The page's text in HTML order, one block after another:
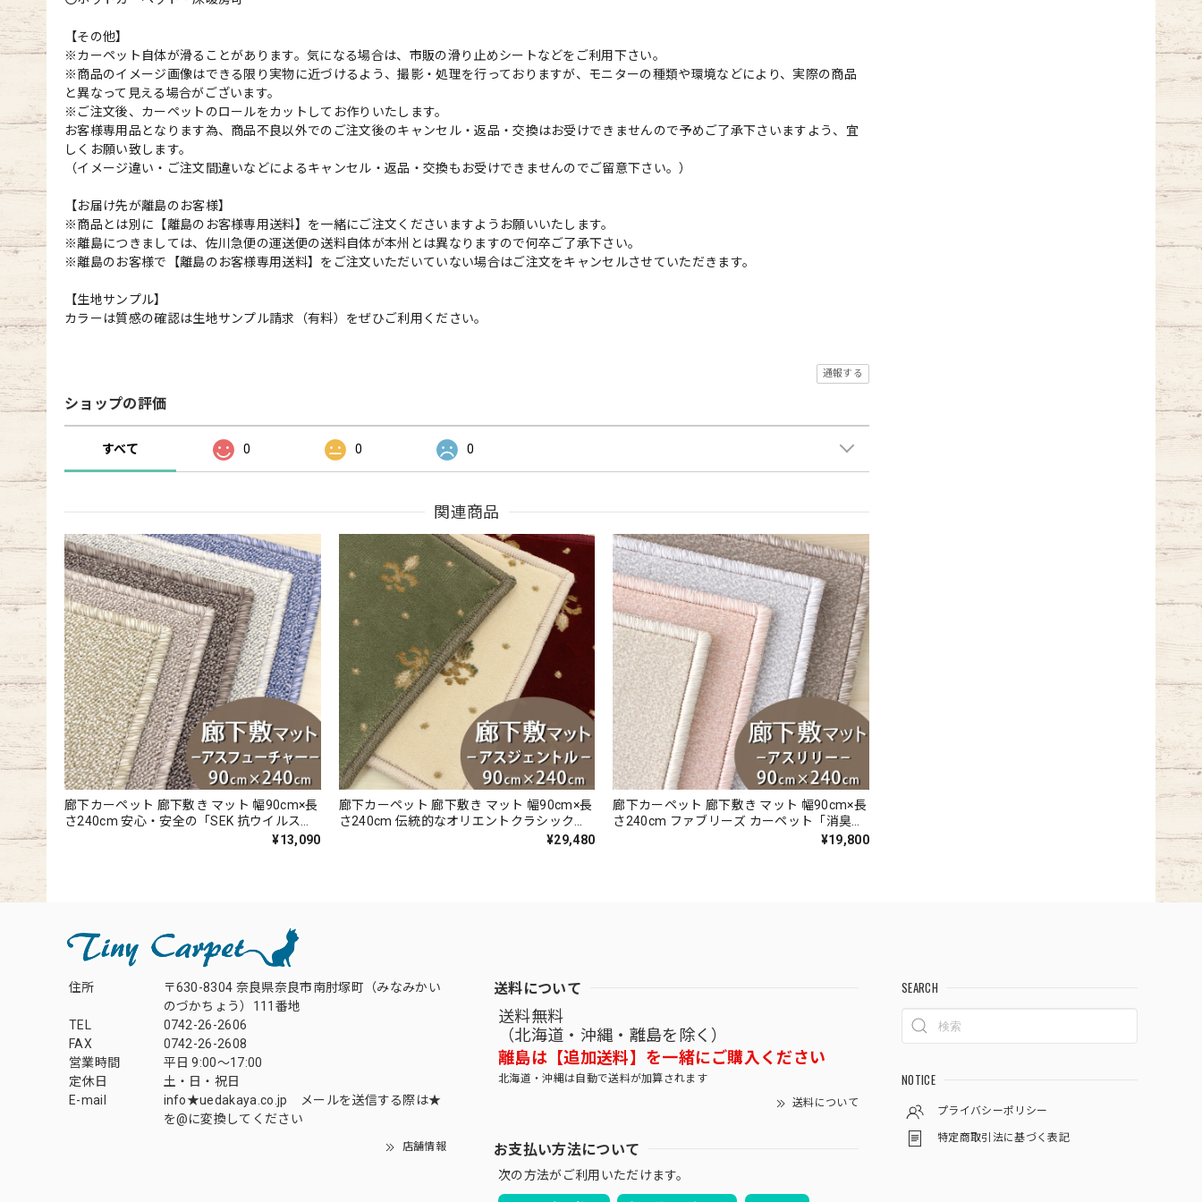
【その他】
※カーペット自体が滑ることがあります。気になる場合は、市販の滑り止めシートなどをご利用下さい。
※商品のイメージ画像はできる限り実物に近づけるよう、撮影・処理を行っておりますが、モニターの種類や環境などにより、実際の商品
と異なって見える場合がございます。
※ご注文後、カーペットのロールをカットしてお作りいたします。
お客様専用品となります為、商品不良以外でのご注文後のキャンセル・返品・交換はお受けできませんので予めご了承下さいますよう、宜
しくお願い致します。
（イメージ違い・ご注文間違いなどによるキャンセル・返品・交換もお受けできませんのでご留意下さい。）
【お届け先が離島のお客様】
※商品とは別に【離島のお客様専用送料】を一緒にご注文くださいますようお願いいたします。
※離島につきましては、佐川急便の運送便の送料自体が本州とは異なりますので何卒ご了承下さい。
※離島のお客様で【離島のお客様専用送料】をご注文いただいていない場合はご注文をキャンセルさせていただきます。
【生地サンプル】
カラーは質感の確認は生地サンプル請求（有料）をぜひご利用ください。
通報する
ショップの評価
すべて 0 0 0
関連商品
廊下カーペット 廊下敷き マット 幅90cm×長
さ240cm 安心・安全の「SEK 抗ウイルス加
工」+「SEK 制菌加工」雰囲気のある杢調 無
¥13,090
廊下カーペット 廊下敷き マット 幅90cm×長
さ240cm 伝統的なオリエントクラシック柄
繊細で華やかなグレード感あるデザイン 高
¥29,480
廊下カーペット 廊下敷き マット 幅90cm×長
さ240cm ファブリーズ カーペット「消臭＋
抗菌」のダブル効果でイヤな臭いの元を¥19,800
住所
〒630-8304 奈良県奈良市南肘塚町（みなみかい
のづかちょう）111番地
TEL
0742-26-2606
FAX
0742-26-2608
営業時間
平日 9:00～17:00
定休日
土・日・祝日
E-mail
info★uedakaya.co.jp メールを送信する際は★
を@に変換してください
店舗情報
送料について
送料無料
（北海道・沖縄・離島を除く）
離島は【追加送料】を一緒にご購入ください
北海道・沖縄は自動で送料が加算されます
送料について
お支払い方法について
次の方法がご利用いただけます。
SEARCH
NOTICE
プライバシーポリシー
特定商取引法に基づく表記